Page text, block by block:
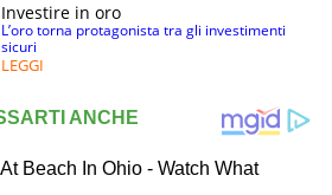
Investire in oro
L’oro torna protagonista tra gli investimenti
sicuri
LEGGI